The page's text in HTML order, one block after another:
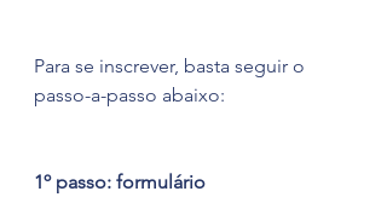
Para se inscrever, basta seguir o
passo-a-passo abaixo:
1º passo: formulário